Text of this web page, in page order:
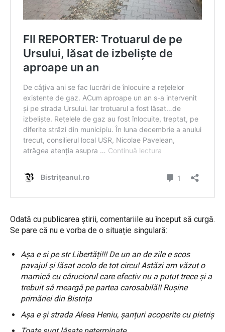
Odată cu publicarea știrii, comentariile au început să curgă.
Se pare că nu e vorba de o situație singulară:
Așa e si pe str Libertăți!!! De un an de zile e scos
pavajul și lăsat acolo de tot circu! Astăzi am văzut o
mamică cu căruciorul care efectiv nu a putut trece și a
trebuit să meargă pe partea carosabilă!! Rușine
primăriei din Bistrița
Așa e și strada Aleea Heniu, șanțuri acoperite cu pietriș